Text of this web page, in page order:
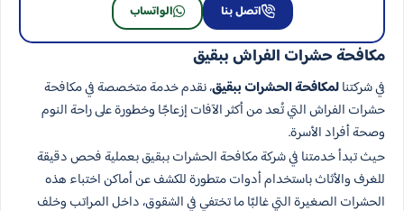
اتصل بنا الواتساب
مكافحة حشرات الفراش​ ببقيق
في شركتنالمكافحة الحشرات ببقيق، نقدم خدمة متخصصة في مكافحة
حشرات الفراش التي تُعد من أكثر الآفات إزعاجًا وخطورة على راحة النوم
وصحة أفراد الأسرة.
حيث تبدأ خدمتنا في شركة مكافحة الحشرات​ ببقيق بعملية فحص دقيقة
للغرف والأثاث باستخدام أدوات متطورة للكشف عن أماكن اختباء هذه
الحشرات الصغيرة التي غالبًا ما تختفي في الشقوق، داخل المراتب وخلف